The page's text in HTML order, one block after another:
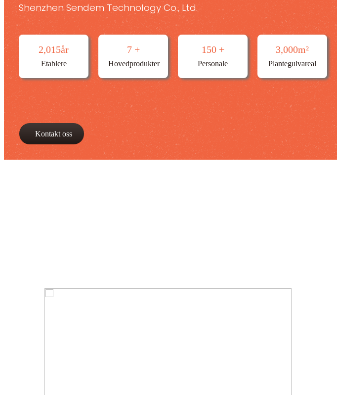
Shenzhen Sendem Technology Co., Ltd.
2,015år
Etablere
7+
Hovedprodukter
150+
Personale
3,000m²
Plantegulvareal
Kontakt oss